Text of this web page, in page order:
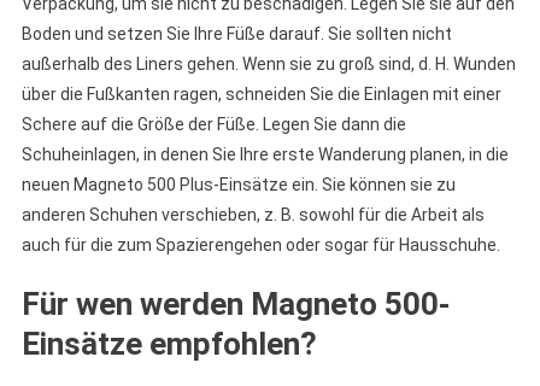
Boden und setzen Sie Ihre Füße darauf. Sie sollten nicht
außerhalb des Liners gehen. Wenn sie zu groß sind, d. H. Wunden
über die Fußkanten ragen, schneiden Sie die Einlagen mit einer
Schere auf die Größe der Füße. Legen Sie dann die
Schuheinlagen, in denen Sie Ihre erste Wanderung planen, in die
neuen Magneto 500 Plus-Einsätze ein. Sie können sie zu
anderen Schuhen verschieben, z. B. sowohl für die Arbeit als
auch für die zum Spazierengehen oder sogar für Hausschuhe.
Für wen werden Magneto 500-
Einsätze empfohlen?